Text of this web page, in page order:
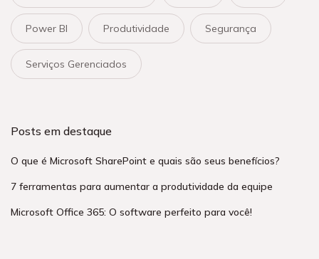
Power BI Produtividade Segurança
Serviços Gerenciados
Posts em destaque
O que é Microsoft SharePoint e quais são seus benefícios?
7 ferramentas para aumentar a produtividade da equipe
Microsoft Office 365: O software perfeito para você!